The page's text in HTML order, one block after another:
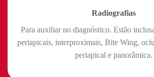
Radiografias
Para auxiliar no diagnóstico. Estão
periapicais, interproximais, Bite Wing,
periapical e panorâmica.